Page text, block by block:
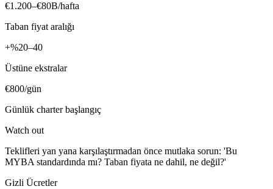
€1.200–€80B/hafta
Taban fiyat aralığı
+%20–40
Üstüne ekstralar
€800/gün
Günlük charter başlangıç
Watch out
Teklifleri yan yana karşılaştırmadan önce mutlaka sorun: 'Bu
MYBA standardında mı? Taban fiyata ne dahil, ne değil?'
Gizli Ücretler